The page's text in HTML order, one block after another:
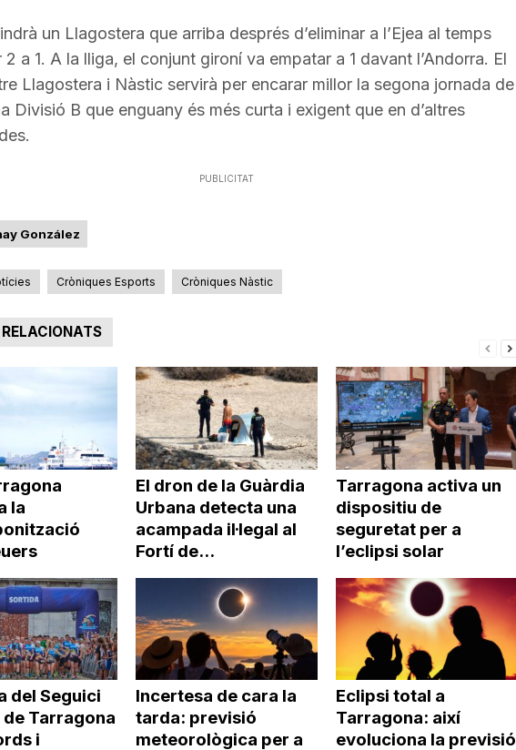
un Llagostera que arriba després d’eliminar a l’Ejea al temps
2 a 1. A la lliga, el conjunt gironí va empatar a 1 davant l’Andorra. El
Llagostera i Nàstic servirà per encarar millor la segona jornada de
Divisió B que enguany és més curta i exigent que en d’altres
PUBLICITAT
González
Cròniques Esports Cròniques Nàstic
la
El dron de la Guàrdia
Urbana detecta una
acampada il·legal al
Fortí de...
Tarragona activa un
dispositiu de
seguretat per a
l’eclipsi solar
del Seguici
Tarragona
i
Incertesa de cara la
tarda: previsió
meteorològica per a
Eclipsi total a
Tarragona: així
evoluciona la previsió